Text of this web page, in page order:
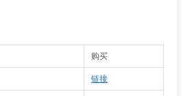
购买
链接